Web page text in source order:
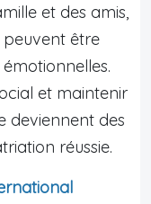
et des amis,
peuvent être
et maintenir
deviennent des
réussie.